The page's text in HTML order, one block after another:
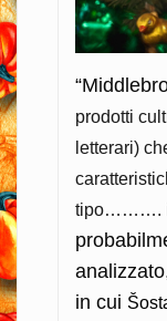
“
prodotti
letterari)
tipo………. il
in cui